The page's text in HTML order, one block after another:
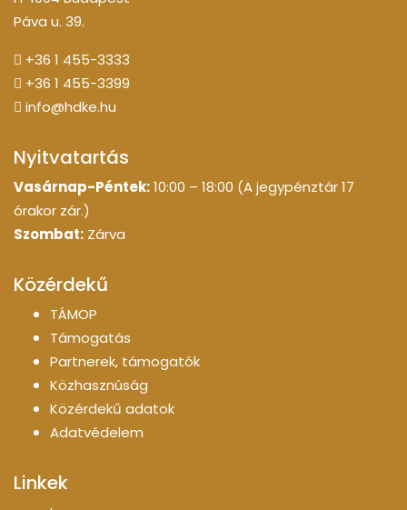
Páva u. 39.
+36 1 455-3333
+36 1 455-3399
info@hdke.hu
Nyitvatartás
Vasárnap-Péntek:10:00 – 18:00 (A jegypénztár 17
órakor zár.)
Szombat: Zárva
Közérdekű
TÁMOP
Támogatás
Partnerek, támogatók
Közhasznúság
Közérdekű adatok
Adatvédelem
Linkek